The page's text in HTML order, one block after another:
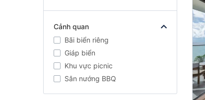
Cảnh quan
Bãi biển riêng
Giáp biển
Khu vực picnic
Sân nướng BBQ